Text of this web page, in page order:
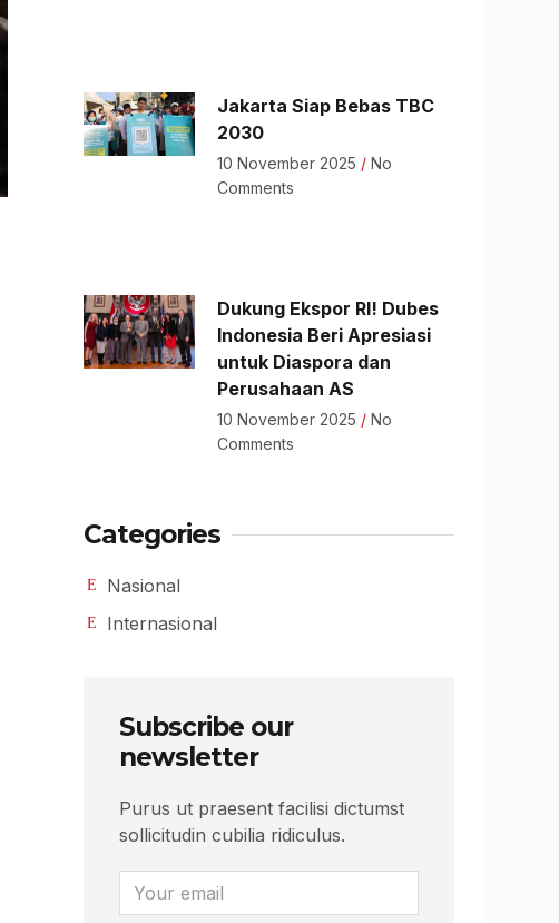
Jakarta Siap Bebas TBC
2030
10 November 2025
No
Comments
Dukung Ekspor RI! Dubes
Indonesia Beri Apresiasi
untuk Diaspora dan
Perusahaan AS
10 November 2025
No
Comments
Categories
Nasional
Internasional
Subscribe our
newsletter
Purus ut praesent facilisi dictumst
sollicitudin cubilia ridiculus.